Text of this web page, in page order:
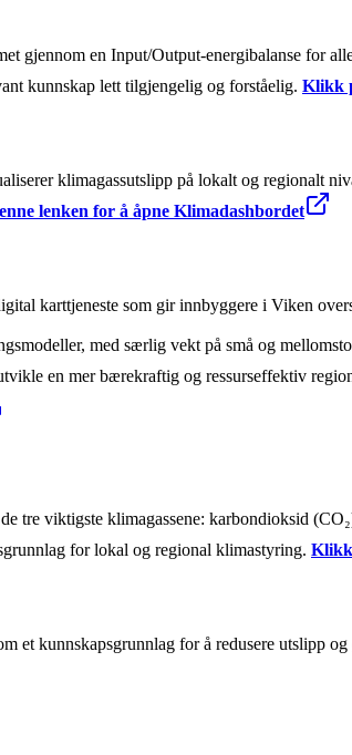
gjennom en Input/Output-energibalanse for
kunnskap lett tilgjengelig og forståelig. Klikk
klimagassutslipp på lokalt og regionalt
lenken for å åpne Klimadashbordet
karttjeneste som gir innbyggere i Viken
med særlig vekt på små og
en mer bærekraftig og ressurseffektiv
tre viktigste klimagassene: karbondioksid
for lokal og regional klimastyring. Klikk
kunnskapsgrunnlag for å redusere utslipp